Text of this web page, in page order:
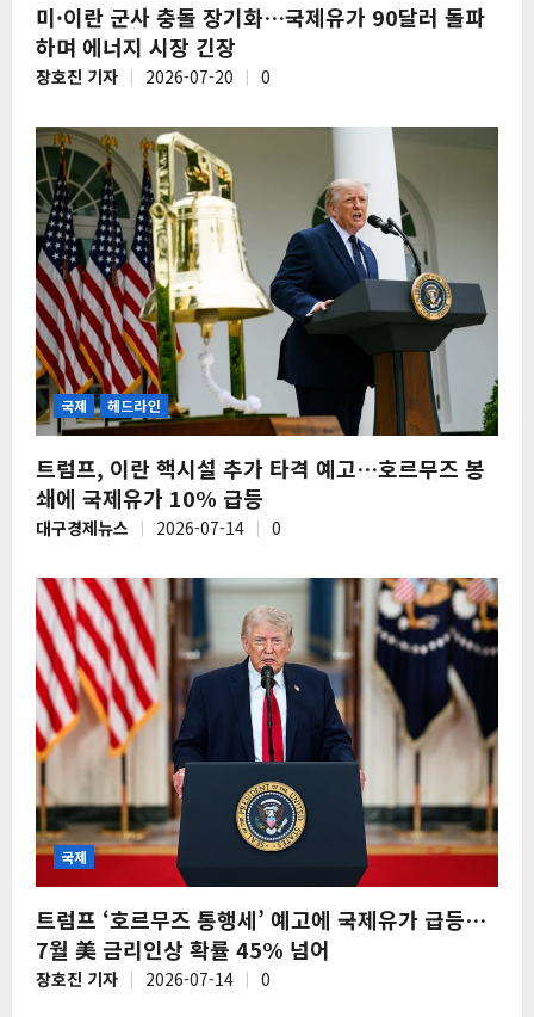
미·이란 군사 충돌 장기화…국제유가 90달러 돌파
하며 에너지 시장 긴장
장호진 기자 2026-07-20 0
국제 헤드라인
트럼프, 이란 핵시설 추가 타격 예고…호르무즈 봉
쇄에 국제유가 10% 급등
대구경제뉴스 2026-07-14 0
국제
트럼프 ‘호르무즈 통행세’ 예고에 국제유가 급등…
7월 美 금리인상 확률 45% 넘어
장호진 기자 2026-07-14 0